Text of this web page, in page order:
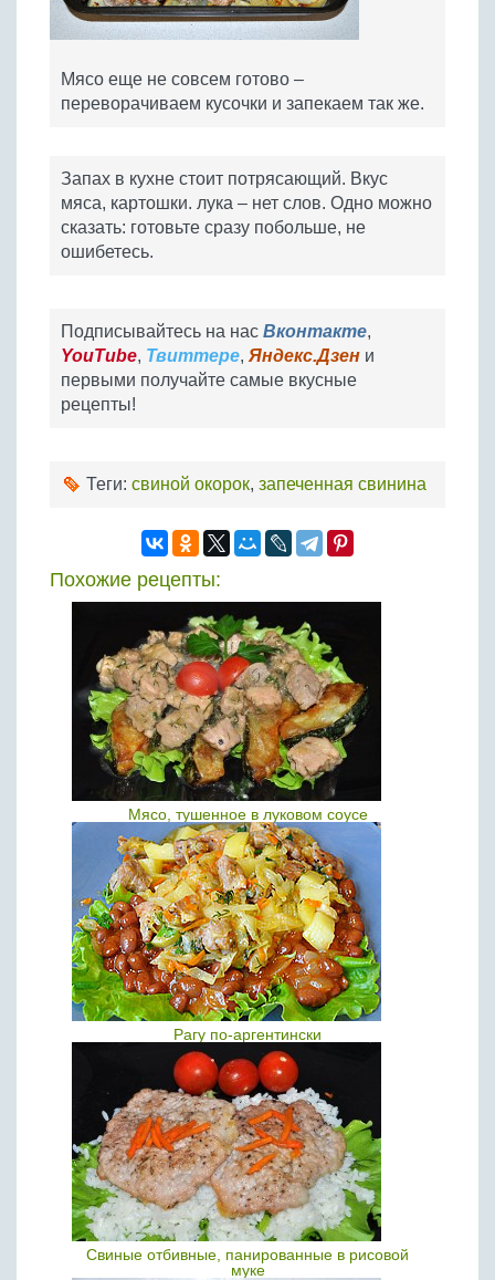
Мясо еще не совсем готово –
переворачиваем кусочки и запекаем так же.
Запах в кухне стоит потрясающий. Вкус
мяса, картошки. лука – нет слов. Одно можно
сказать: готовьте сразу побольше, не
ошибетесь.
Подписывайтесь на нас Вконтакте,
YouTube, Твиттере, Яндекс.Дзен и
первыми получайте самые вкусные
рецепты!
Теги: свиной окорок, запеченная свинина
Похожие рецепты:
Мясо, тушенное в луковом соусе
Рагу по-аргентински
Свиные отбивные, панированные в рисовой
муке